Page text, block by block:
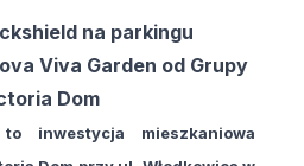
na parkingu
Viva Garden od Grupy
Dom
inwestycja mieszkaniowa